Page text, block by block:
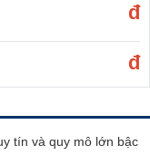
đ
đ
tín và quy mô lớn bậc